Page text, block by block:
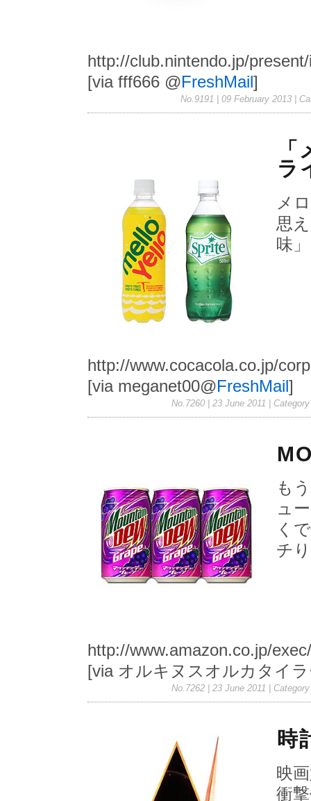
http://club.nintendo.jp/
[via fff666 @FreshMail ]
No.9191 | 09 February 2013|
ラ
メ
思
味
http://www.cocacola.co.jp/
[via meganet00@FreshMail]
No.7260 | 23 June 2011 |
も
ュ
く
チ
http://www.amazon.co.jp/
[via オルキヌスオルカタイ
No.7262 | 23 June 2011 |
時
映
衝